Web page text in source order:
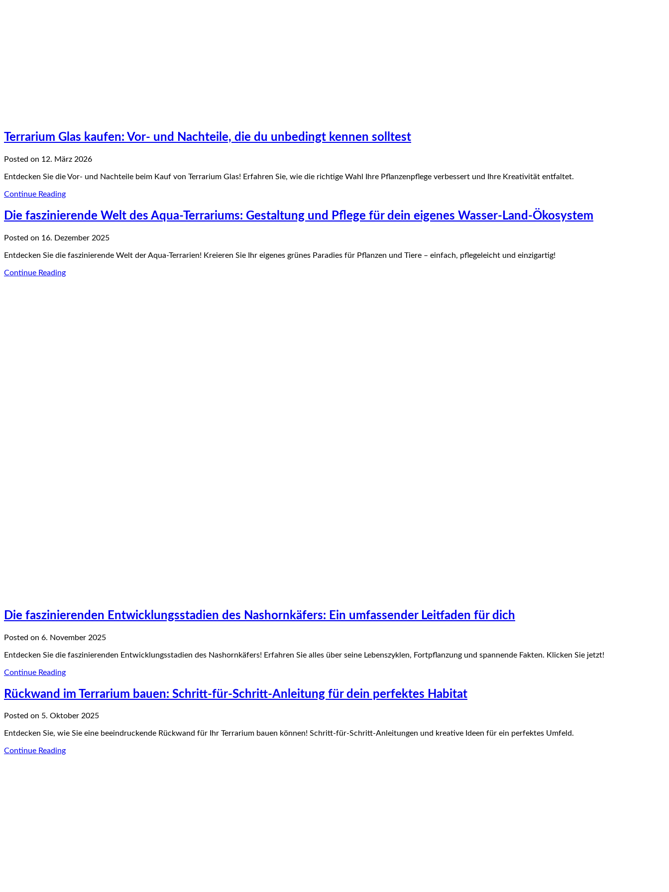
Terrarium Glas kaufen: Vor- und Nachteile, die du unbedingt kennen solltest
Posted on 12. März 2026
Entdecken Sie die Vor- und Nachteile beim Kauf von Terrarium Glas! Erfahren Sie, wie die richtige Wahl Ihre Pflanzenpflege verbessert und Ihre Kreativität entfaltet.
Continue Reading
Die faszinierende Welt des Aqua-Terrariums: Gestaltung und Pflege für dein eigenes Wasser-Land-Ökosystem
Posted on 16. Dezember 2025
Entdecken Sie die faszinierende Welt der Aqua-Terrarien! Kreieren Sie Ihr eigenes grünes Paradies für Pflanzen und Tiere – einfach, pflegeleicht und einzigartig!
Continue Reading
Die faszinierenden Entwicklungsstadien des Nashornkäfers: Ein umfassender Leitfaden für dich
Posted on 6. November 2025
Entdecken Sie die faszinierenden Entwicklungsstadien des Nashornkäfers! Erfahren Sie alles über seine Lebenszyklen, Fortpflanzung und spannende Fakten. Klicken Sie jetzt!
Continue Reading
Rückwand im Terrarium bauen: Schritt-für-Schritt-Anleitung für dein perfektes Habitat
Posted on 5. Oktober 2025
Entdecken Sie, wie Sie eine beeindruckende Rückwand für Ihr Terrarium bauen können! Schritt-für-Schritt-Anleitungen und kreative Ideen für ein perfektes Umfeld.
Continue Reading